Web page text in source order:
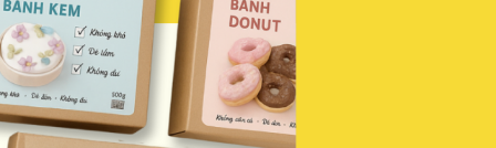
sao
với các
chơi
tạo dấu ấn khác biệt và bùng nổ
doanh thu mùa lễ hội năm nay! Vì
Sao Bạn Không Thể Đứng Ngoài
"Sân Khấu" Này? Trong các dịp
lễ lớn, đặc biệt là ngày Quốc